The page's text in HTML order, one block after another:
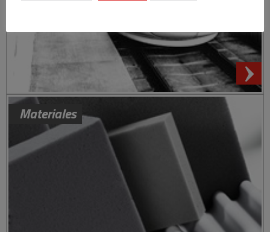
Materiales